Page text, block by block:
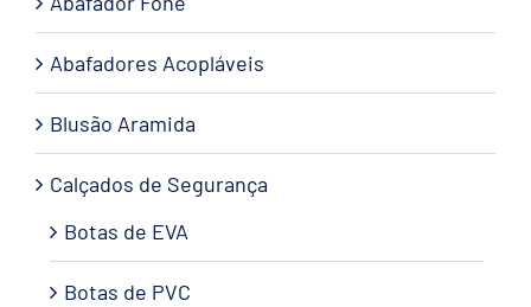
Abafadores Acopláveis
Blusão Aramida
Calçados de Segurança
Botas de EVA
Botas de PVC